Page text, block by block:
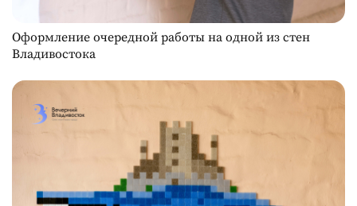
Оформление очередной работы на одной из стен
Владивостока